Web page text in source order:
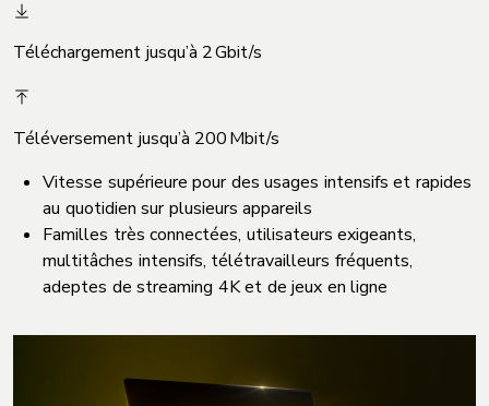
Téléchargement jusqu’à 2 Gbit/s
Téléversement jusqu’à 200 Mbit/s
Vitesse supérieure pour des usages intensifs et rapides
au quotidien sur plusieurs appareils
Familles très connectées, utilisateurs exigeants,
multitâches intensifs, télétravailleurs fréquents,
adeptes de streaming 4K et de jeux en ligne